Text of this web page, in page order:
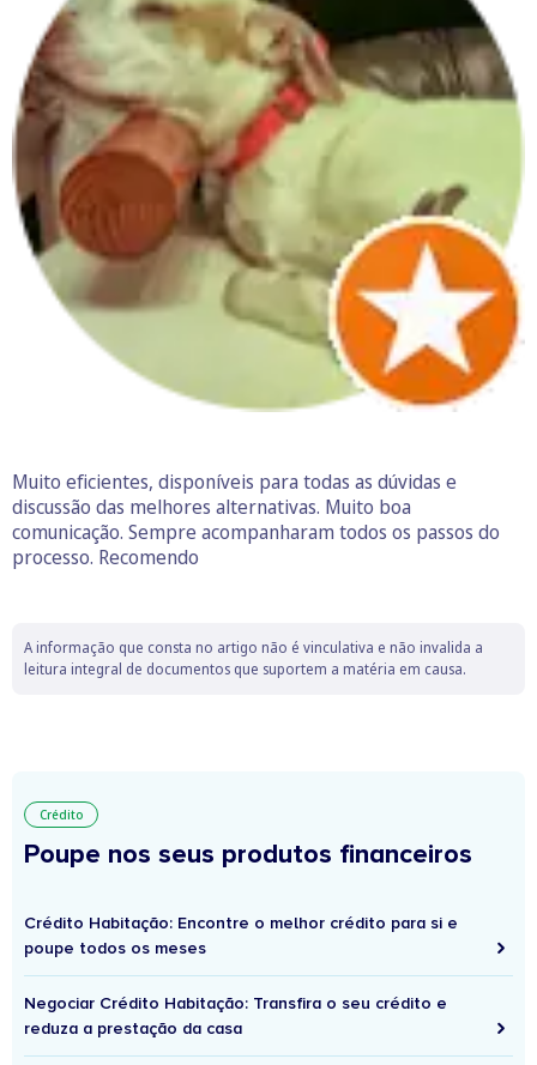
Muito eficientes, disponíveis para todas as dúvidas e
discussão das melhores alternativas. Muito boa
comunicação. Sempre acompanharam todos os passos do
processo. Recomendo
A informação que consta no artigo não é vinculativa e não invalida a
leitura integral de documentos que suportem a matéria em causa.
Crédito
Poupe nos seus produtos financeiros
Crédito Habitação: Encontre o melhor crédito para si e
poupe todos os meses
Negociar Crédito Habitação: Transfira o seu crédito e
reduza a prestação da casa